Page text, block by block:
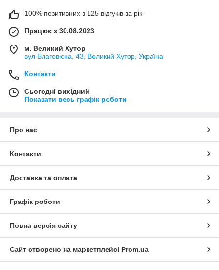
100% позитивних з 125 відгуків за рік
Працює з 30.08.2023
м. Великий Хутор
вул Благовісна, 43, Великий Хутор, Україна
Контакти
Сьогодні вихідний
Показати весь графік роботи
Про нас
Контакти
Доставка та оплата
Графік роботи
Повна версія сайту
Сайт створено на маркетплейсі Prom.ua